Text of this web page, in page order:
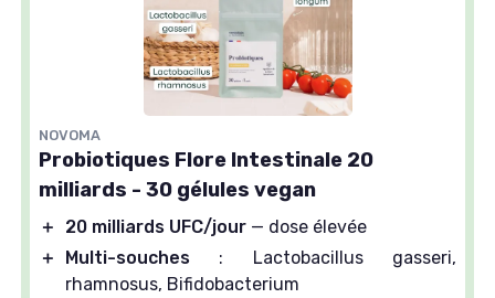
NOVOMA
Probiotiques Flore Intestinale 20
milliards - 30 gélules vegan
＋ 20 milliards UFC/jour — dose élevée
＋
Multi-souches : Lactobacillus gasseri,
rhamnosus, Bifidobacterium